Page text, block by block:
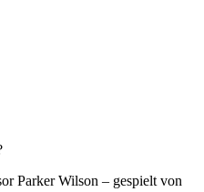
Parker Wilson – gespielt von